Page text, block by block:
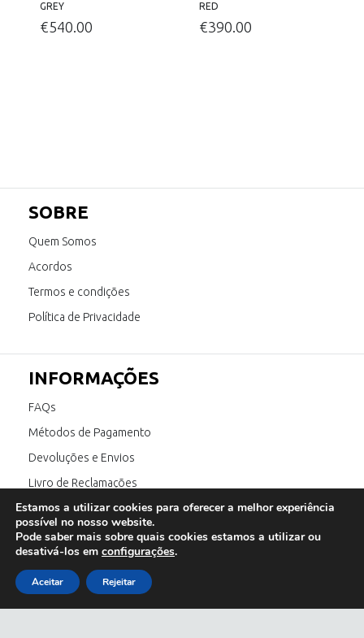
GREY
€540.00
RED
€390.00
SOBRE
Quem Somos
Acordos
Termos e condições
Política de Privacidade
INFORMAÇÕES
FAQs
Métodos de Pagamento
Devoluções e Envios
Livro de Reclamações
Canal de Denúncia
SIGA-NOS
Estamos a utilizar cookies para oferecer a melhor experiência
possível no nosso website.
Pode saber mais sobre quais cookies estamos a utilizar ou
desativá-los em configurações.
Aceitar Rejeitar